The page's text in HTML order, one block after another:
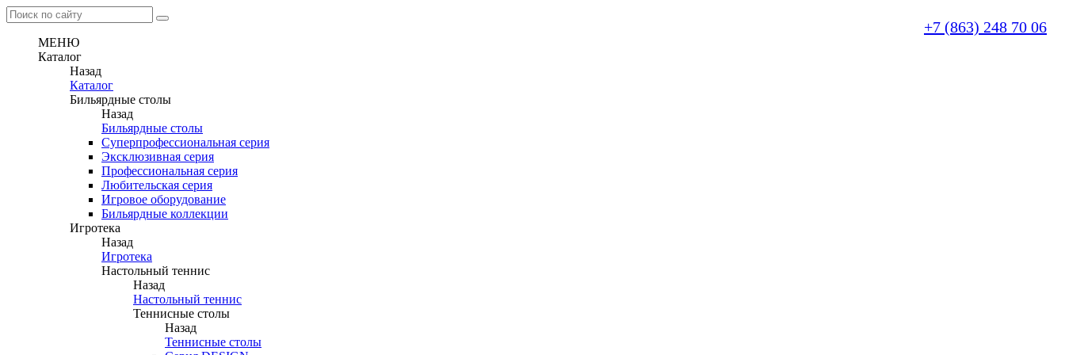
+7 (863) 248 70 06
МЕНЮ
Каталог
Назад
Каталог
Бильярдные столы
Назад
Бильярдные столы
Суперпрофессиональная серия
Эксклюзивная серия
Профессиональная серия
Любительская серия
Игровое оборудование
Бильярдные коллекции
Игротека
Назад
Игротека
Настольный теннис
Назад
Настольный теннис
Теннисные столы
Назад
Теннисные столы